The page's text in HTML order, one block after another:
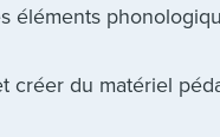
éléments
créer du matériel